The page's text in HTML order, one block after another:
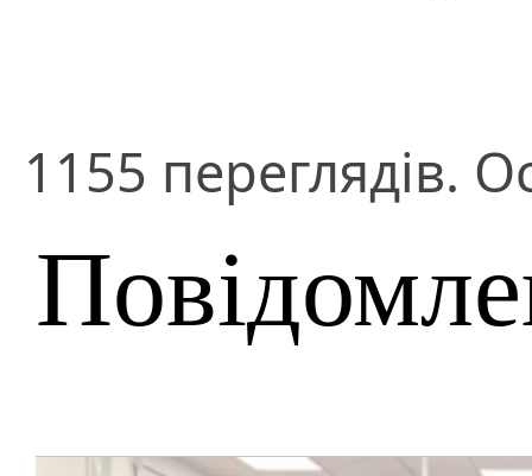
1155 переглядів.